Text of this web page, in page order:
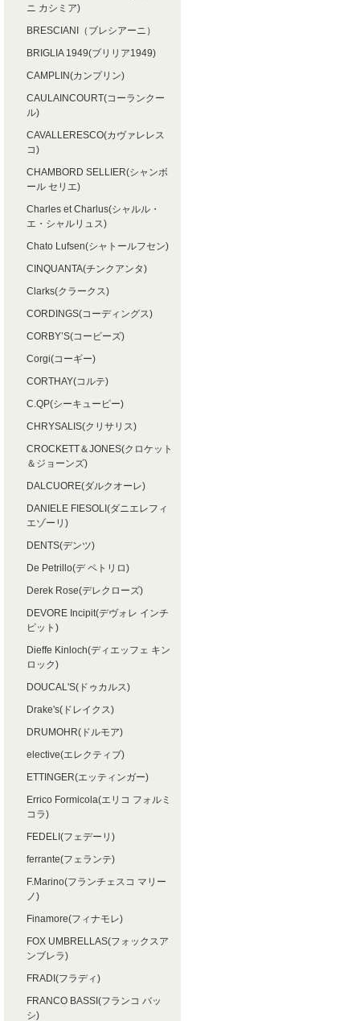
ニ カシミア)
BRESCIANI（ブレシアーニ）
BRIGLIA 1949(ブリリア1949)
CAMPLIN(カンプリン)
CAULAINCOURT(コーランクー
ル)
CAVALLERESCO(カヴァレレス
コ)
CHAMBORD SELLIER(シャンボ
ール セリエ)
Charles et Charlus(シャルル・
エ・シャルリュス)
Chato Lufsen(シャトールフセン)
CINQUANTA(チンクアンタ)
Clarks(クラークス)
CORDINGS(コーディングス)
CORBY’S(コービーズ)
Corgi(コーギー)
CORTHAY(コルテ)
C.QP(シーキューピー)
CHRYSALIS(クリサリス)
CROCKETT＆JONES(クロケット
＆ジョーンズ)
DALCUORE(ダルクオーレ)
DANIELE FIESOLI(ダニエレフィ
エゾーリ)
DENTS(デンツ)
De Petrillo(デ ペトリロ)
Derek Rose(デレクローズ)
DEVORE Incipit(デヴォレ インチ
ピット)
Dieffe Kinloch(ディエッフェ キン
ロック)
DOUCAL'S(ドゥカルス)
Drake's(ドレイクス)
DRUMOHR(ドルモア)
elective(エレクティブ)
ETTINGER(エッティンガー)
Errico Formicola(エリコ フォルミ
コラ)
FEDELI(フェデーリ)
ferrante(フェランテ)
F.Marino(フランチェスコ マリー
ノ)
Finamore(フィナモレ)
FOX UMBRELLAS(フォックスア
ンブレラ)
FRADI(フラディ)
FRANCO BASSI(フランコ バッ
シ)